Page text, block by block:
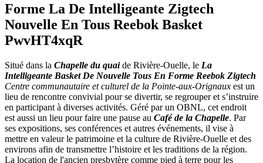
Forme La De Intelligeante Zigtech
Nouvelle En Tous Reebok Basket
PwvHT4xqR
Situé dans la Chapelle du quaide Rivière-Ouelle, le La
Intelligeante Basket De Nouvelle Tous En Forme Reebok Zigtech
Centre communautaire et culturel de la Pointe-aux-Orignaux est un
lieu de rencontre convivial pour se divertir, se regrouper et s’instruire
en participant à diverses activités. Géré par un OBNL, cet endroit
est aussi un lieu pour faire une pause au Café de la Chapelle. Par
ses expositions, ses conférences et autres événements, il vise à
mettre en valeur le patrimoine et la culture de Rivière-Ouelle et des
environs afin de transmettre l’histoire et les traditions de la région.
La location de l'ancien presbytère comme pied à terre pour les